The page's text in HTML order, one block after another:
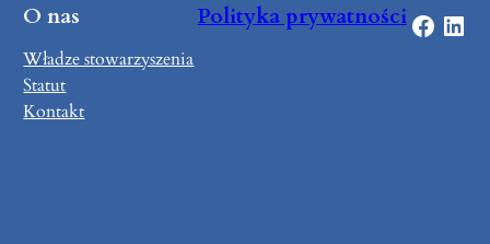
O nas
Władze stowarzyszenia
Statut
Kontakt
Polityka prywatnościFacebook LinkedIn